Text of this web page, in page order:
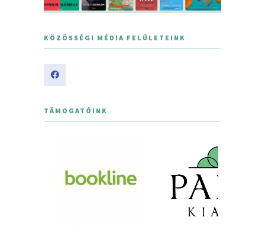
KÖZÖSSÉGI MÉDIA FELÜLETEINK
TÁMOGATÓINK